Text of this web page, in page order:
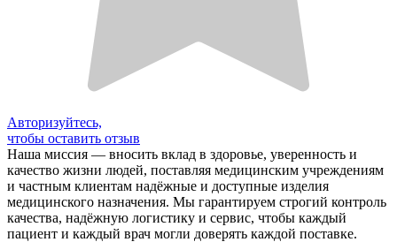
Авторизуйтесь,
чтобы оставить отзыв
Наша миссия — вносить вклад в здоровье, уверенность и
качество жизни людей, поставляя медицинским учреждениям
и частным клиентам надёжные и доступные изделия
медицинского назначения. Мы гарантируем строгий контроль
качества, надёжную логистику и сервис, чтобы каждый
пациент и каждый врач могли доверять каждой поставке.